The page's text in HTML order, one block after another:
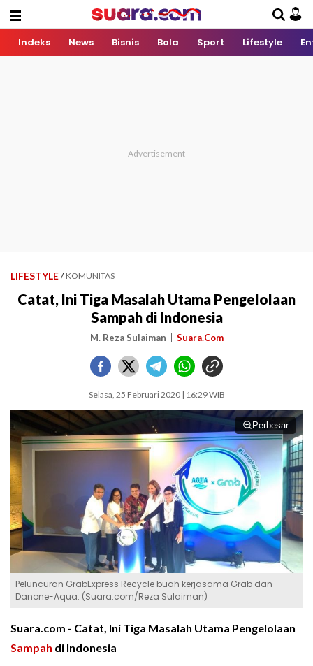
Indeks News Bisnis Bola Sport Lifestyle
LIFESTYLE / KOMUNITAS
Catat, Ini Tiga Masalah Utama Pengelolaan
Sampah di Indonesia
M. Reza Sulaiman Suara.Com
Selasa, 25 Februari 2020 | 16:29 WIB
Perbesar
Peluncuran GrabExpress Recycle buah kerjasama Grab dan
Danone-Aqua. (Suara.com/Reza Sulaiman)
Suara.com - Catat, Ini Tiga Masalah Utama Pengelolaan
Sampah di Indonesia